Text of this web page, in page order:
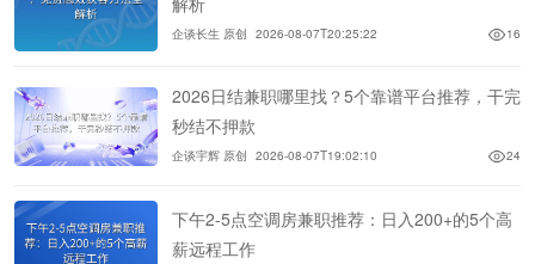
企谈长生 原创 2026-08-07T20:25:22 16
2026日结兼职哪里找？5个靠谱平台推荐，干完
秒结不押款
企谈宇辉 原创 2026-08-07T19:02:10 24
下午2-5点空调房兼职推荐：日入200+的5个高
薪远程工作